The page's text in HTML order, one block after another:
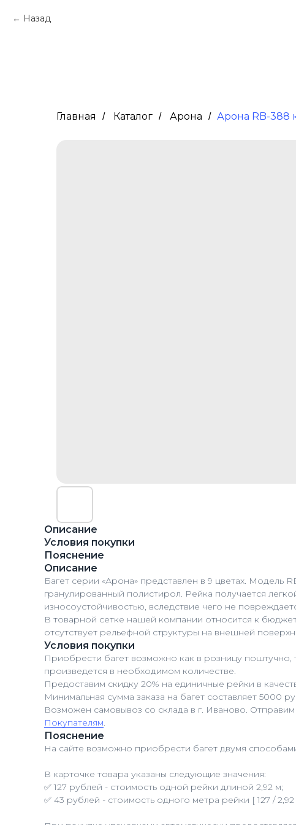
Главная / Каталог / Арона / Арона RB-388
Назад
Описание
Условия покупки
Пояснение
Описание
Багет серии «Арона» представлен в 9 цветах.
гранулированный полистирол. Рейка получается
износоустойчивостью, вследствие чего не
В товарной сетке нашей компании относится к
отсутствует рельефной структуры на внешней
Условия покупки
Приобрести багет возможно как в розницу поштучно,
произведется в необходимом количестве.
Предоставим скидку 20% на единичные рейки в
Минимальная сумма заказа на багет составляет 5000
Возможен самовывоз со склада в г. Иваново.
Покупателям.
Пояснение
На сайте возможно приобрести багет двумя
В карточке товара указаны следующие значения:
✅ 127 рублей - стоимость одной рейки длиной 2,92 м;
✅ 43 рублей - стоимость одного метра рейки [ 127 / 2,92